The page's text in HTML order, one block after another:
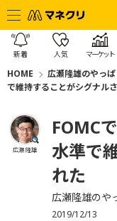
新着 人気 マーケット
HOME 広瀬隆雄のやっ
で維持することがシグナル
広瀬 隆雄
FOMC
水準で
れた
広瀬隆雄のや
2019/12/13